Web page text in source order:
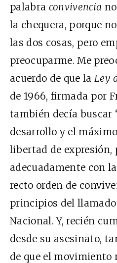
palabra convivencia
la chequera, porque
las dos cosas, pero
preocuparme. Me
acuerdo de que la Ley
de 1966, firmada por
también decía buscar
desarrollo y el
libertad de expresión,
adecuadamente con
recto orden de
principios del
Nacional. Y, recién
desde su asesinato,
de que el movimiento